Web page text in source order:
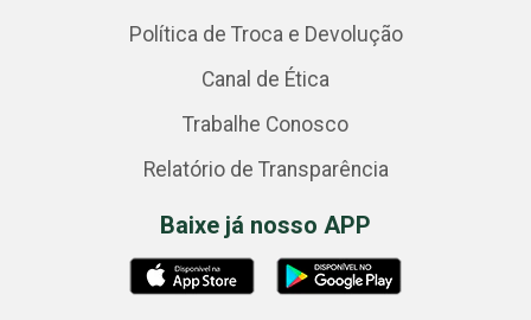
Política de Troca e Devolução
Canal de Ética
Trabalhe Conosco
Relatório de Transparência
Baixe já nosso APP